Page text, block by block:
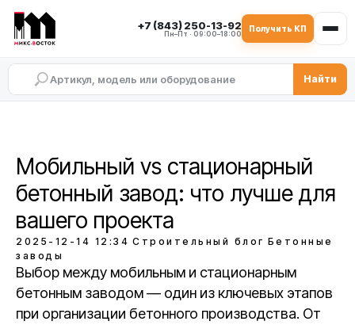
+7 (843) 250-13-92
Пн–Пт · 09:00–18:00
Получить КП
Найти
Мобильный vs стационарный
бетонный завод: что лучше для
вашего проекта
2025-12-14 12:34 Строительный блог Бетонные
заводы
Выбор между мобильным и стационарным
бетонным заводом — один из ключевых этапов
при организации бетонного производства. От